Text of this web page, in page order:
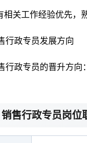
相关工作经验优先，
行政专员发展方向
行政专员的晋升方向
销售行政专员岗位